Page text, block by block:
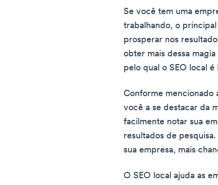
Se você tem uma
trabalhando, o
prosperar nos
obter mais dessa
pelo qual o SEO local
Conforme mencionado
você a se destacar da
facilmente notar sua
resultados de
sua empresa, mais
O SEO local ajuda as